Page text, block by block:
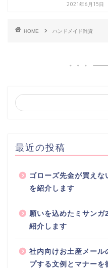
2021年6月15日
HOME ハンドメイド雑貨
最近の投稿
ゴローズ先金が買え
を紹介します
願いを込めたミサン
紹介します
社内向けお土産メール
プする文例とマナーを